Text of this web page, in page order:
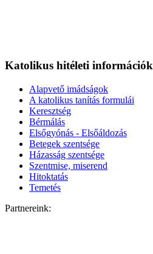
Katolikus hitéleti információk
Alapvető imádságok
A katolikus tanítás formulái
Keresztség
Bérmálás
Elsőgyónás - Elsőáldozás
Betegek szentsége
Házasság szentsége
Szentmise, miserend
Hitoktatás
Temetés
Partnereink: